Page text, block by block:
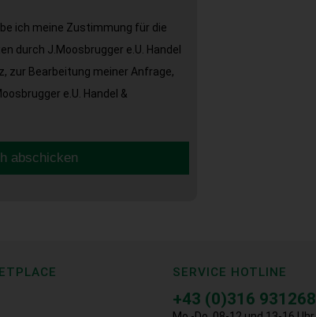
ich meine Zustimmung für die
durch J.Moosbrugger e.U. Handel
zur Bearbeitung meiner Anfrage,
e.U. Handel &
abschicken
SERVICE HOTLINE
+43 (0)316 931268